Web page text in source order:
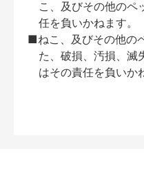
こ、及びその他のペ
任を負いかねます。
■ねこ、及びその他の
た、破損、汚損、滅
はその責任を負いか